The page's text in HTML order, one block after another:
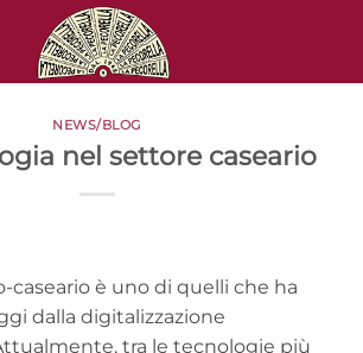
NEWS/BLOG
nel settore caseario
caseario è uno di quelli che ha
dalla digitalizzazione
tra le tecnologie più